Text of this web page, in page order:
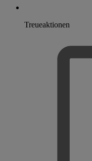
Treueaktionen